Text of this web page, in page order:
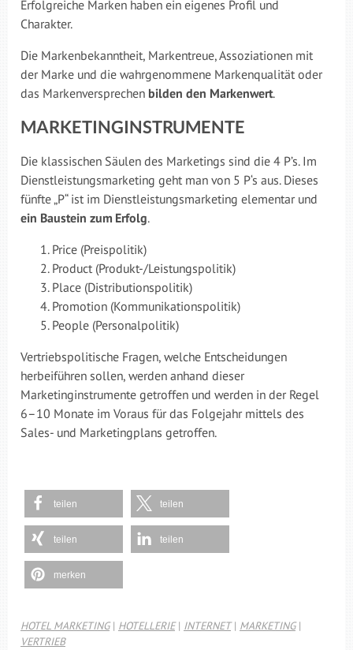
Erfolgreiche Marken haben ein eigenes Profil und
Charakter.
Die Markenbekanntheit, Markentreue, Assoziationen mit
der Marke und die wahrgenommene Markenqualität oder
das Markenversprechen bilden den Markenwert.
MARKETINGINSTRUMENTE
Die klassischen Säulen des Marketings sind die 4 P’s. Im
Dienstleistungsmarketing geht man von 5 P‘s aus. Dieses
fünfte „P“ ist im Dienstleistungsmarketing elementar und
ein Baustein zum Erfolg.
Price (Preispolitik)
Product (Produkt-/Leistungspolitik)
Place (Distributionspolitik)
Promotion (Kommunikationspolitik)
People (Personalpolitik)
Vertriebspolitische Fragen, welche Entscheidungen
herbeiführen sollen, werden anhand dieser
Marketinginstrumente getroffen und werden in der Regel
6–10 Monate im Voraus für das Folgejahr mittels des
Sales- und Marketingplans getroffen.
teilen teilen
teilen teilen
merken
HOTEL MARKETING| HOTELLERIE| INTERNET| MARKETING|
VERTRIEB